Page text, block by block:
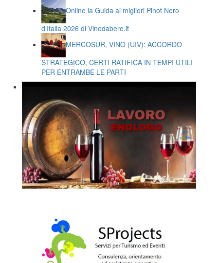
Online la Guida ai migliori Pinot Nero
d’Italia 2026 di Vinodabere.it
MERCOSUR, VINO (UIV): ACCORDO
STRATEGICO, CERTI RATIFICA IN TEMPI UTILI
PER ENTRAMBE LE PARTI